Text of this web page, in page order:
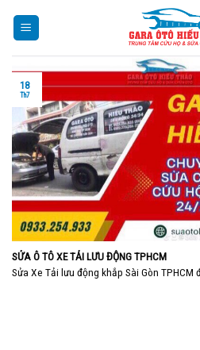
SỬA Ô TÔ XE TẢI LƯU ĐỘNG TPHCM
Sửa Xe Tải lưu động khắp Sài Gòn TPHCM
18
Th7